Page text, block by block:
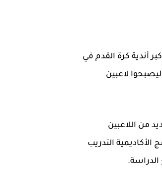
أندية كرة القدم في
لاعبين
من اللاعبين
التدريب
الدراسة.